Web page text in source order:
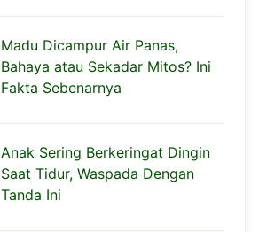
Madu Dicampur Air Panas,
Bahaya atau Sekadar Mitos? Ini
Fakta Sebenarnya
Anak Sering Berkeringat Dingin
Saat Tidur, Waspada Dengan
Tanda Ini